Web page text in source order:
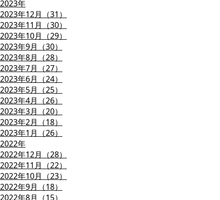
2023年
2023年12月（31）
2023年11月（30）
2023年10月（29）
2023年9月（30）
2023年8月（28）
2023年7月（27）
2023年6月（24）
2023年5月（25）
2023年4月（26）
2023年3月（20）
2023年2月（18）
2023年1月（26）
2022年
2022年12月（28）
2022年11月（22）
2022年10月（23）
2022年9月（18）
2022年8月（15）